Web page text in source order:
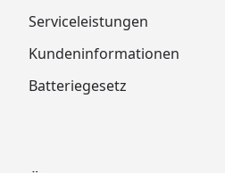
Serviceleistungen
Kundeninformationen
Batteriegesetz